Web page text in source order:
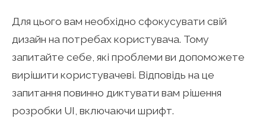
Для цього вам необхідно сфокусувати свій
дизайн на потребах користувача. Тому
запитайте себе, які проблеми ви допоможете
вирішити користувачеві. Відповідь на це
запитання повинно диктувати вам рішення
розробки UI, включаючи шрифт.